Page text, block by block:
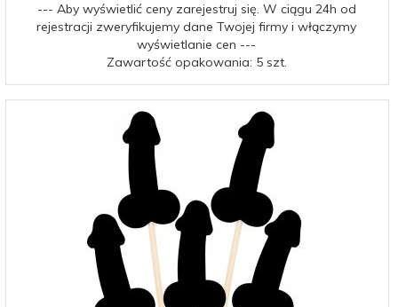
--- Aby wyświetlić ceny zarejestruj się. W ciągu 24h od
rejestracji zweryfikujemy dane Twojej firmy i włączymy
wyświetlanie cen ---
Zawartość opakowania: 5 szt.